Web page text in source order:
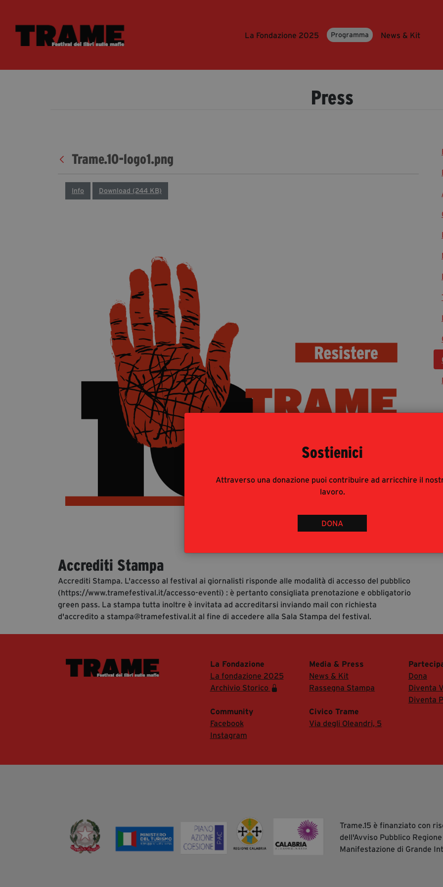
Sostienici
Attraverso una donazione puoi contribuire ad arricchire il
lavoro.
DONA
La Fondazione 2025 Programma News & Kit
Press
Trame.10-logo1.png
Info Download (244 KB)
Accrediti Stampa
Accrediti Stampa. L'accesso al festival ai giornalisti risponde alle modalità di accesso del pubblico
(https://www.tramefestival.it/accesso-eventi) : è pertanto consigliata prenotazione e obbligatorio
green pass. La stampa tutta inoltre è invitata ad accreditarsi inviando mail con richiesta
d'accredito a stampa@tramefestival.it al fine di accedere alla Sala Stampa del festival.
La Fondazione
La fondazione 2025
Archivio Storico
Media & Press
News & Kit
Rassegna Stampa
Dona
Diventa
Diventa
Community
Facebook
Instagram
Civico Trame
Via degli Oleandri, 5
Trame.15 è finanziato con
dell'Avviso Pubblico
Manifestazione di Grande